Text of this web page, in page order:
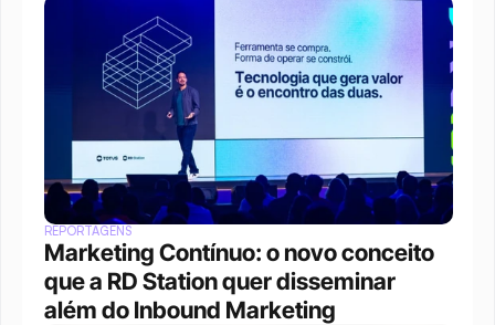
REPORTAGENS
Marketing Contínuo: o novo conceito
que a RD Station quer disseminar
além do Inbound Marketing